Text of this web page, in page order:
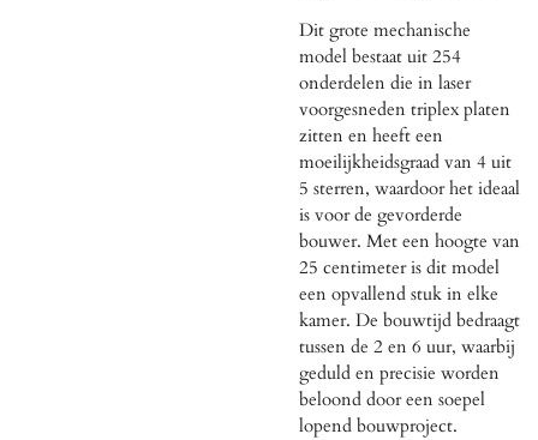
Dit grote mechanische
model bestaat uit 254
onderdelen die in laser
voorgesneden triplex platen
zitten en heeft een
moeilijkheidsgraad van 4 uit
5 sterren, waardoor het ideaal
is voor de gevorderde
bouwer. Met een hoogte van
25 centimeter is dit model
een opvallend stuk in elke
kamer. De bouwtijd bedraagt
tussen de 2 en 6 uur, waarbij
geduld en precisie worden
beloond door een soepel
lopend bouwproject.